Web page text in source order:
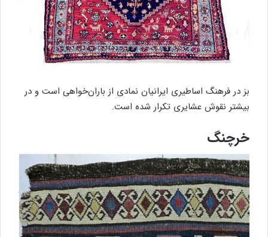
بز در فرهنگ اساطیری ایرانیان نمادی از باران‌خواهی است و در
بیشتر نقوش عشایری تکرار شده است.
خرچنگ